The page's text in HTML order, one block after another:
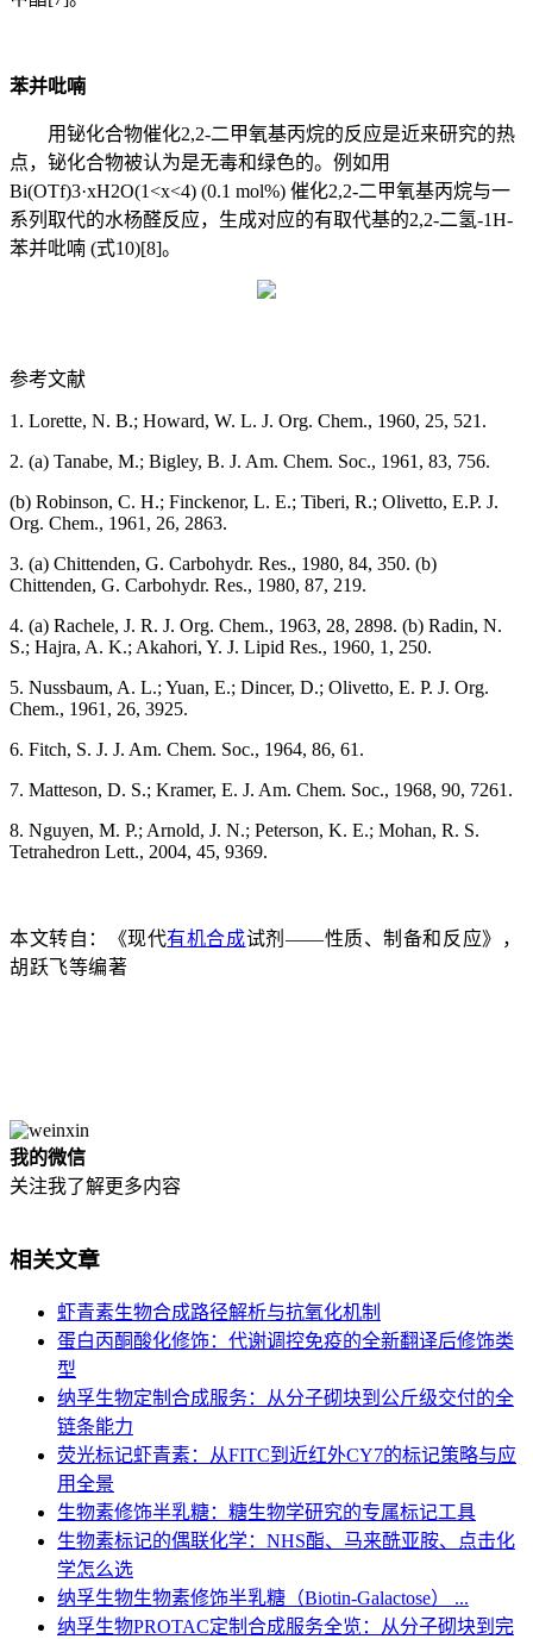
苯并吡喃
用铋化合物催化2,2-二甲氧基丙烷的反应是近来研究的热
点，铋化合物被认为是无毒和绿色的。例如用
Bi(OTf)3·xH2O(1<x<4) (0.1 mol%) 催化2,2-二甲氧基丙烷与一
系列取代的水杨醛反应，生成对应的有取代基的2,2-二氢-1H-
苯并吡喃 (式10)[8]。
参考文献
1. Lorette, N. B.; Howard, W. L. J. Org. Chem., 1960, 25, 521.
2. (a) Tanabe, M.; Bigley, B. J. Am. Chem. Soc., 1961, 83, 756.
(b) Robinson, C. H.; Finckenor, L. E.; Tiberi, R.; Olivetto, E.P. J.
Org. Chem., 1961, 26, 2863.
3. (a) Chittenden, G. Carbohydr. Res., 1980, 84, 350. (b)
Chittenden, G. Carbohydr. Res., 1980, 87, 219.
4. (a) Rachele, J. R. J. Org. Chem., 1963, 28, 2898. (b) Radin, N.
S.; Hajra, A. K.; Akahori, Y. J. Lipid Res., 1960, 1, 250.
5. Nussbaum, A. L.; Yuan, E.; Dincer, D.; Olivetto, E. P. J. Org.
Chem., 1961, 26, 3925.
6. Fitch, S. J. J. Am. Chem. Soc., 1964, 86, 61.
7. Matteson, D. S.; Kramer, E. J. Am. Chem. Soc., 1968, 90, 7261.
8. Nguyen, M. P.; Arnold, J. N.; Peterson, K. E.; Mohan, R. S.
Tetrahedron Lett., 2004, 45, 9369.
本文转自：《现代有机合成试剂——性质、制备和反应》，
胡跃飞等编著
我的微信
关注我了解更多内容
相关文章
虾青素生物合成路径解析与抗氧化机制
蛋白丙酮酸化修饰：代谢调控免疫的全新翻译后修饰类
型
纳孚生物定制合成服务：从分子砌块到公斤级交付的全
链条能力
荧光标记虾青素：从FITC到近红外CY7的标记策略与应
用全景
生物素修饰半乳糖：糖生物学研究的专属标记工具
生物素标记的偶联化学：NHS酯、马来酰亚胺、点击化
学怎么选
纳孚生物生物素修饰半乳糖（Biotin-Galactose） ...
纳孚生物PROTAC定制合成服务全览：从分子砌块到完